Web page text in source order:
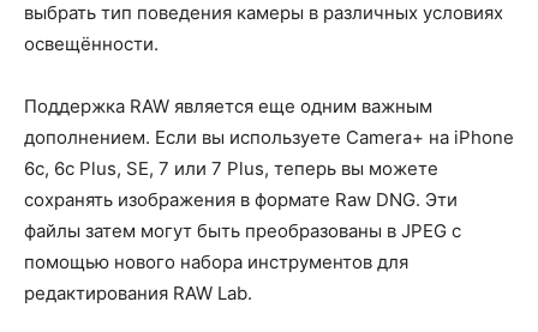
выбрать тип поведения камеры в различных условиях
освещённости.
Поддержка RAW является еще одним важным
дополнением. Если вы используете Camera+ на iPhone
6с, 6с Plus, SE, 7 или 7 Plus, теперь вы можете
сохранять изображения в формате Raw DNG. Эти
файлы затем могут быть преобразованы в JPEG с
помощью нового набора инструментов для
редактирования RAW Lab.